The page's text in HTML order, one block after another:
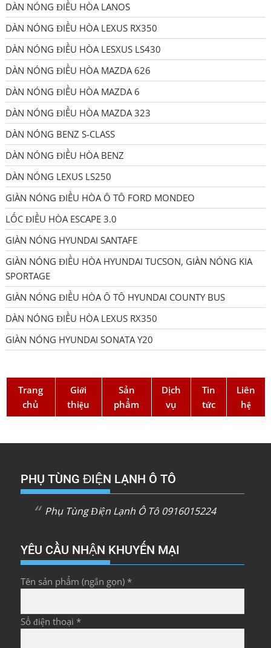
DÀN NÓNG ĐIỀU HÒA LANOS
DÀN NÓNG ĐIỀU HÒA LEXUS RX350
DÀN NÓNG ĐIỀU HÒA LESXUS LS430
DÀN NÓNG ĐIỀU HÒA MAZDA 626
DÀN NÓNG ĐIỀU HÒA MAZDA 6
DÀN NÓNG ĐIỀU HÒA MAZDA 323
DÀN NÓNG BENZ S-CLASS
DÀN NÓNG ĐIỀU HÒA BENZ
DÀN NÓNG LEXUS LS250
GIÀN NÓNG ĐIỀU HÒA Ô TÔ FORD MONDEO
LỐC ĐIỀU HÒA ESCAPE 3.0
GIÀN NÓNG HYUNDAI SANTAFE
GIÀN NÓNG ĐIỀU HÒA HYUNDAI TUCSON, GIÀN NÓNG KIA
SPORTAGE
GIÀN NÓNG ĐIỀU HÒA Ô TÔ HYUNDAI COUNTY BUS
DÀN NÓNG ĐIỀU HÒA LEXUS RX350
GIÀN NÓNG HYUNDAI SONATA Y20
Trang
chủ
Giới
thiệu
Sản
phẩm
Dịch
vụ
Tin
tức
Liên
hệ
PHỤ TÙNG ĐIỆN LẠNH Ô TÔ
Phụ Tùng Điện Lạnh Ô Tô 0916015224
YÊU CẦU NHẬN KHUYẾN MẠI
Tên sản phẩm (ngắn gọn) *
Số điện thoại *